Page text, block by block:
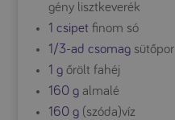
gény lisztkeverék
1 csipet finom só
1/3-ad csomagsütőpor
1 gőrölt fahéj
160 galmalé
160 g(szóda)víz